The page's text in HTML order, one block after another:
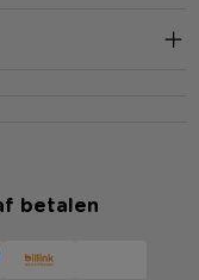
betalen